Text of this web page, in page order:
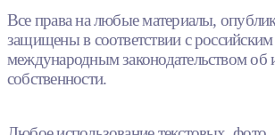
Все права на любые материалы,
защищены в соответствии с
международным законодательством об
собственности.